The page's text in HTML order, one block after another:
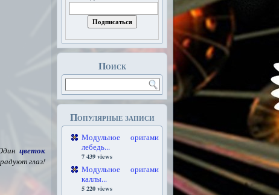
цветок
глаз!
Поиск
Популярные записи
Модульное оригами
лебедь...
7 439 views
Модульное оригами
каллы...
5 220 views